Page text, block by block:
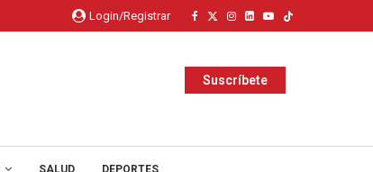
Login/Registrar
Suscríbete
SALUD DEPORTES